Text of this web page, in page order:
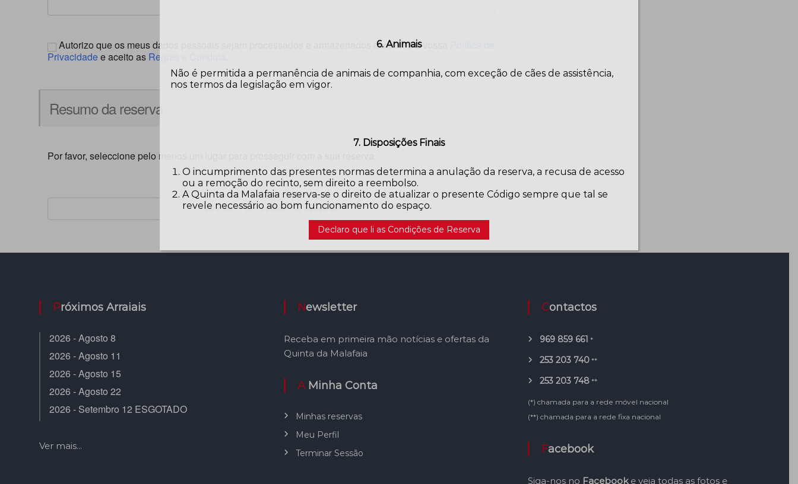
Autorizo que os meus dados pessoais sejam processados e armazenados conforme a vossa
Privacidadee aceito as Regras e Conduta
Resumo da reserva
Por favor, seleccione pelo menos um lugar para prosseguir com a sua reserva.
Próximos Arraiais
2026 - Agosto 8
2026 - Agosto 11
2026 - Agosto 15
2026 - Agosto 22
2026 - Setembro 12 ESGOTADO
Ver mais...
Newsletter
Receba em primeira mão notícias e ofertas da
Quinta da Malafaia
A Minha Conta
Minhas reservas
Meu Perfil
Terminar Sessão
Contactos
969 859 661 *
253 203 740 **
253 203 748 **
(*) chamada para a rede móvel nacional
(**) chamada para a rede fixa nacional
Facebook
Siga-nos no Facebooke veja todas as fotos e
6. Animais
Não é permitida a permanência de animais de companhia, com exceção de cães de assistência,
nos termos da legislação em vigor.
7. Disposições Finais
O incumprimento das presentes normas determina a anulação da reserva, a recusa de acesso
ou a remoção do recinto, sem direito a reembolso.
A Quinta da Malafaia reserva-se o direito de atualizar o presente Código sempre que tal se
revele necessário ao bom funcionamento do espaço.
Declaro que li as Condições de Reserva